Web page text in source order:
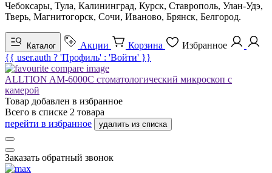
Чебоксары, Тула, Калининград, Курск, Ставрополь, Улан-Удэ,
Тверь, Магнитогорск, Сочи, Иваново, Брянск, Белгород.
Каталог Акции Корзина
Избранное
{{ user.auth ? 'Профиль' : 'Войти' }}
ALLTION AM-6000C стоматологический микроскоп с
камерой
Товар добавлен в избранное
Всего в списке 2 товара
перейти в избранное
удалить из списка
Заказать обратный звонок